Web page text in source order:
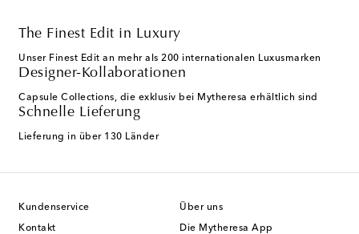
The Finest Edit in Luxury
Unser Finest Edit an mehr als 200 internationalen Luxusmarken
Designer-Kollaborationen
Capsule Collections, die exklusiv bei Mytheresa erhältlich sind
Schnelle Lieferung
Lieferung in über 130 Länder
Kundenservice
Kontakt
Über uns
Die Mytheresa App